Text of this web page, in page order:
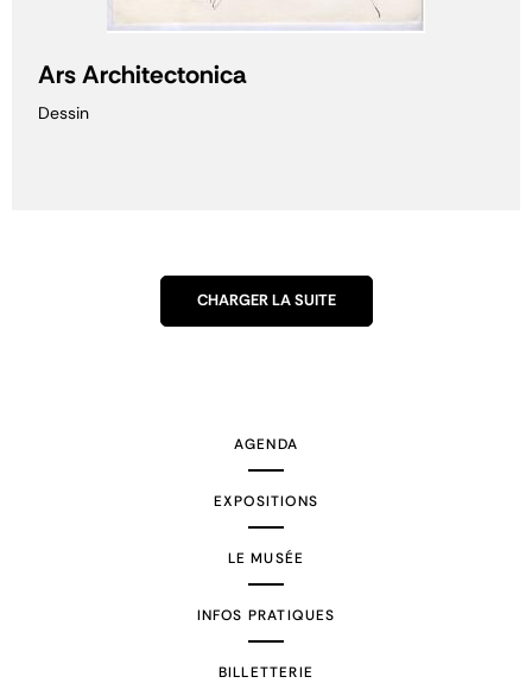
Ars Architectonica
Dessin
CHARGER LA SUITE
AGENDA
EXPOSITIONS
LE MUSÉE
INFOS PRATIQUES
BILLETTERIE